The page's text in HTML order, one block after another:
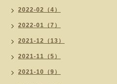
2022-02（4）
2022-01（7）
2021-12（13）
2021-11（5）
2021-10（9）